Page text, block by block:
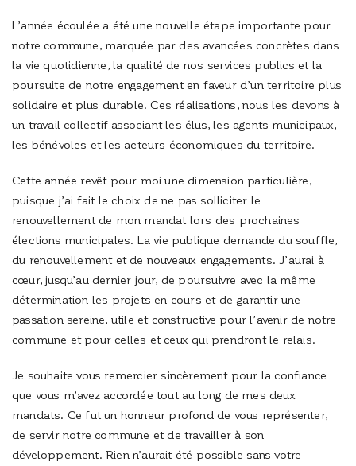
L’année écoulée a été une nouvelle étape importante pour
notre commune, marquée par des avancées concrètes dans
la vie quotidienne, la qualité de nos services publics et la
poursuite de notre engagement en faveur d’un territoire plus
solidaire et plus durable. Ces réalisations, nous les devons à
un travail collectif associant les élus, les agents municipaux,
les bénévoles et les acteurs économiques du territoire.
Cette année revêt pour moi une dimension particulière,
puisque j’ai fait le choix de ne pas solliciter le
renouvellement de mon mandat lors des prochaines
élections municipales. La vie publique demande du souffle,
du renouvellement et de nouveaux engagements. J’aurai à
cœur, jusqu’au dernier jour, de poursuivre avec la même
détermination les projets en cours et de garantir une
passation sereine, utile et constructive pour l’avenir de notre
commune et pour celles et ceux qui prendront le relais.
Je souhaite vous remercier sincèrement pour la confiance
que vous m’avez accordée tout au long de mes deux
mandats. Ce fut un honneur profond de vous représenter,
de servir notre commune et de travailler à son
développement. Rien n’aurait été possible sans votre